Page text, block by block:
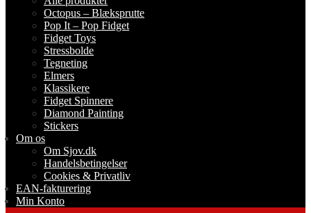
Octopus – Blæksprutte
Pop It – Pop Fidget
Fidget Toys
Stressbolde
Tegneting
Elmers
Klassikere
Fidget Spinnere
Diamond Painting
Stickers
Om os
Om Sjov.dk
Handelsbetingelser
Cookies & Privatliv
EAN-fakturering
Min Konto